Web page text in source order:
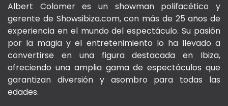
Albert Colomer es un showman polifacético y
gerente de Showsibiza.com, con más de 25 años de
experiencia en el mundo del espectáculo. Su pasión
por la magia y el entretenimiento lo ha llevado a
convertirse en una figura destacada en Ibiza,
ofreciendo una amplia gama de espectáculos que
garantizan diversión y asombro para todas las
edades.